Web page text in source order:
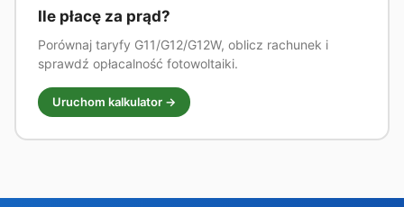
Ile płacę za prąd?
Porównaj taryfy G11/G12/G12W, oblicz rachunek i
sprawdź opłacalność fotowoltaiki.
Uruchom kalkulator →